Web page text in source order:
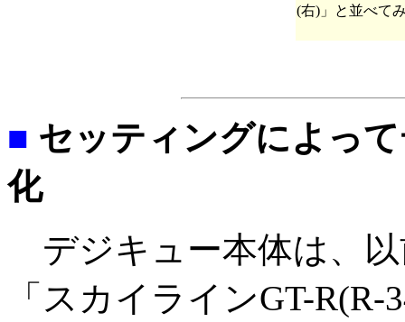
(右)」と並べて
■ セッティングによっ
化
デジキュー本体は、
「スカイラインGT-